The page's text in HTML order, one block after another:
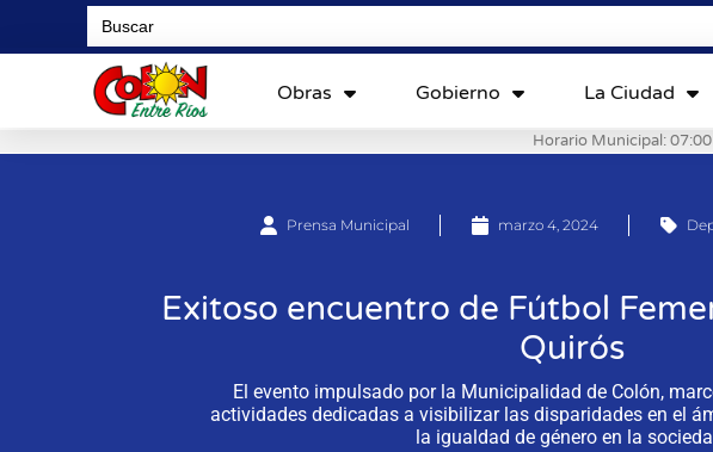
Search
for:
Obras Gobierno La Ciudad
Horario Municipal:
Prensa Municipal marzo 4, 2024
Exitoso encuentro de Fútbol
Quirós
El evento impulsado por la Municipalidad de Colón,
actividades dedicadas a visibilizar las disparidades en el
la igualdad de género en la